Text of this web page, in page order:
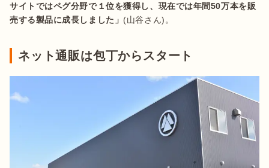
サイトではペグ分野で１位を獲得し、現在では年間50万本を販
売する製品に成長しました」 (山谷さん)。
ネット通販は包丁からスタート